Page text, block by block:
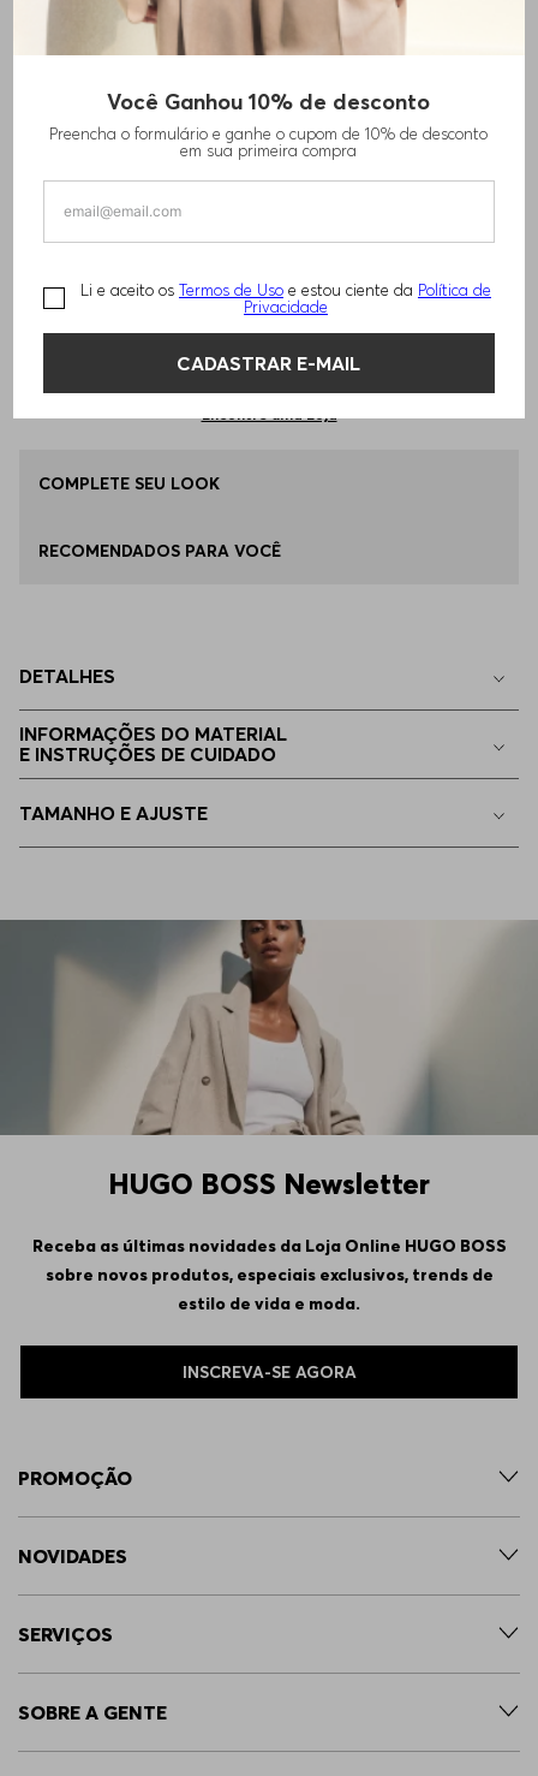
Você Ganhou 10% de desconto
Preencha o formulário e ganhe o cupom de 10% de desconto
em sua primeira compra
Li e aceito os Termos de Uso e estou ciente da Política de
Privacidade
CADASTRAR E-MAIL
CINTO REVERSÍVEL EM COURO ITALIANO
Qual o seu Tamanho? Tabela de Tamanhos
ADICIONAR AO CARRINHO
Encontre uma Loja
COMPLETE SEU LOOK
RECOMENDADOS PARA VOCÊ
DETALHES
INFORMAÇÕES DO MATERIAL
E INSTRUÇÕES DE CUIDADO
TAMANHO E AJUSTE
HUGO BOSS Newsletter
Receba as últimas novidades da Loja Online HUGO BOSS
sobre novos produtos, especiais exclusivos, trends de
estilo de vida e moda.
INSCREVA-SE AGORA
PROMOÇÃO
NOVIDADES
SERVIÇOS
SOBRE A GENTE